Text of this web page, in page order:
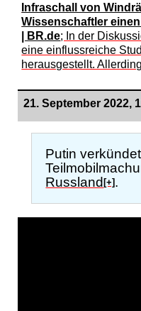
Infraschall von
Wissenschaftler
| BR.de; In der
eine einflussreiche
herausgestellt.
21. September 2022,
Putin
Russland[+] .